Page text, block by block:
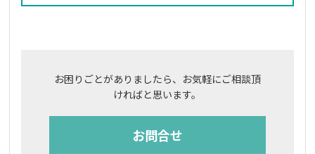
お困りごとがありましたら、お気軽にご相談頂
ければと思います。
お問合せ